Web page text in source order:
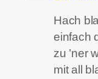
Hach
einfach
zu ’ner
mit all